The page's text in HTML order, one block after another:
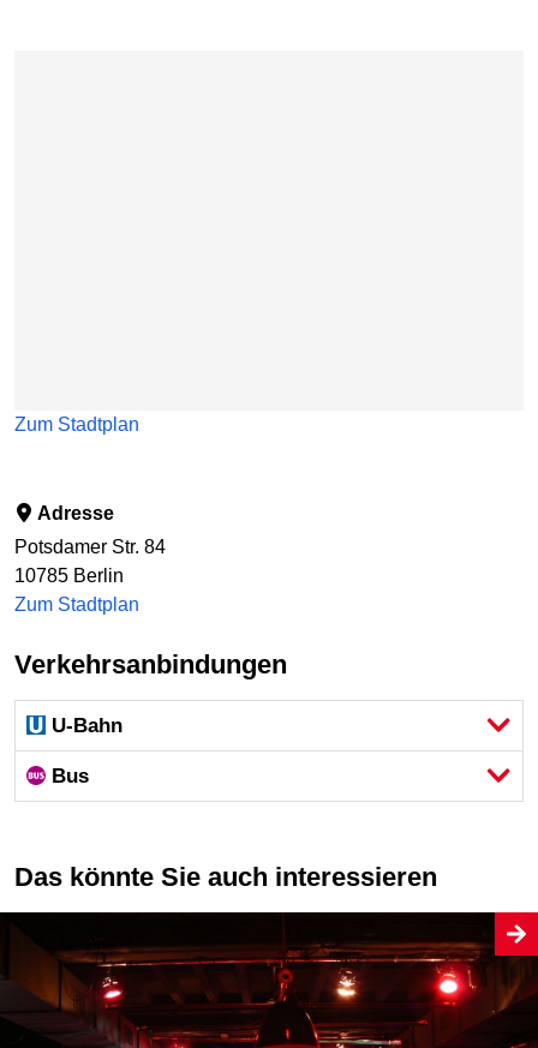
Zum Stadtplan
Adresse
Potsdamer Str. 84
10785 Berlin
Zum Stadtplan
Verkehrsanbindungen
U-Bahn
Bus
Das könnte Sie auch interessieren